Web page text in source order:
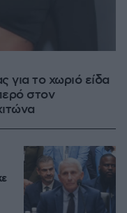
για το χωριό είδα
στον